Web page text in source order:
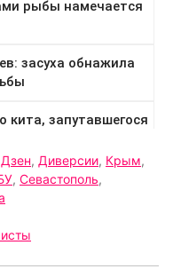
Дзен, Диверсии, Крым,
, Севастополь,